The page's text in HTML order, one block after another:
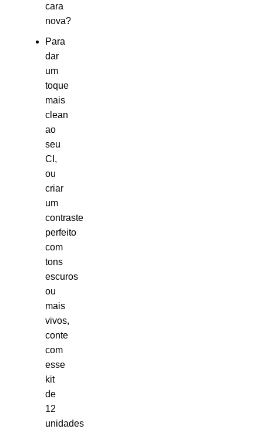
cara
nova?
Para
dar
um
toque
mais
clean
ao
seu
CI,
ou
criar
um
contraste
perfeito
com
tons
escuros
ou
mais
vivos,
conte
com
esse
kit
de
12
unidades